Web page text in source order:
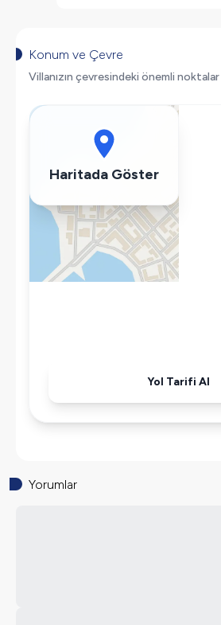
Saç Kurutma Makinası
Bulaşık Makinesi
Buzdolabı
Mikrodalga
Kettle
Havuz-Bahçe Bakımı
Konum ve Çevre
Villanızın çevresindeki önemli
Haritada Göster
Yol Tarifi Al
Yorumlar